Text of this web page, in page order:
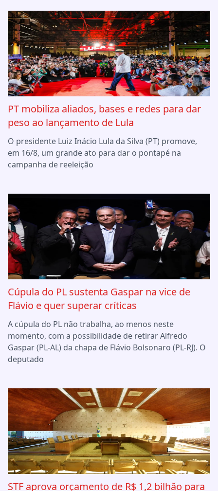
PT mobiliza aliados, bases e redes para dar
peso ao lançamento de Lula
O presidente Luiz Inácio Lula da Silva (PT) promove,
em 16/8, um grande ato para dar o pontapé na
campanha de reeleição
Cúpula do PL sustenta Gaspar na vice de
Flávio e quer superar críticas
A cúpula do PL não trabalha, ao menos neste
momento, com a possibilidade de retirar Alfredo
Gaspar (PL-AL) da chapa de Flávio Bolsonaro (PL-RJ). O
deputado
STF aprova orçamento de R$ 1,2 bilhão para